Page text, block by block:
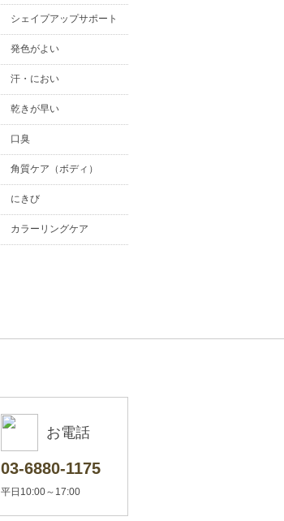
シェイプアップサポート
発色がよい
汗・におい
乾きが早い
口臭
角質ケア（ボディ）
にきび
カラーリングケア
お電話
03-6880-1175
平日10:00～17:00